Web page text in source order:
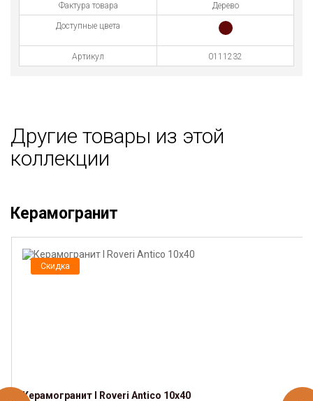
Фактура товара Дерево
Доступные цвета
Артикул 0111232
Другие товары из этой
коллекции
Керамогранит
Скидка
Керамогранит I Roveri Antico 10x40